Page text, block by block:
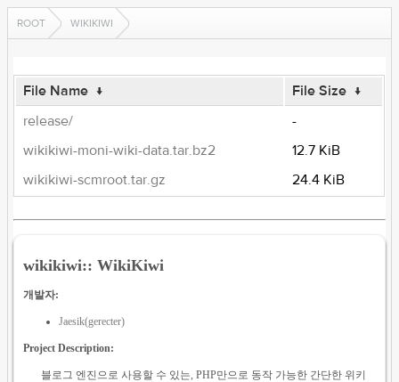
ROOT WIKIKIWI
File Name ↓ File Size ↓
release/
-
wikikiwi-moni-wiki-data.tar.bz2
12.7 KiB
wikikiwi-scmroot.tar.gz
24.4 KiB
wikikiwi:: WikiKiwi
개발자:
Jaesik(gerecter)
Project Description:
블로그 엔진으로 사용할 수 있는, PHP만으로 동작 가능한 간단한 위키